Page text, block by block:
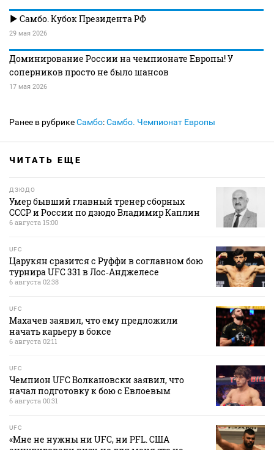
Самбо. Кубок Президента РФ
29 мая 2026
Доминирование России на чемпионате Европы! У
соперников просто не было шансов
17 мая 2026
Ранее в рубрикеСамбо:Самбо. Чемпионат Европы
ЧИТАТЬ ЕЩЕ
ДЗЮДО
Умер бывший главный тренер сборных
СССР и России по дзюдо Владимир Каплин
6 августа 15:00
UFC
Царукян сразится с Руффи в соглавном бою
турнира UFC 331 в Лос‑Анджелесе
6 августа 02:38
UFC
Махачев заявил, что ему предложили
начать карьеру в боксе
6 августа 02:11
UFC
Чемпион UFC Волкановски заявил, что
начал подготовку к бою с Евлоевым
6 августа 00:31
UFC
«Мне не нужны ни UFC, ни PFL. США